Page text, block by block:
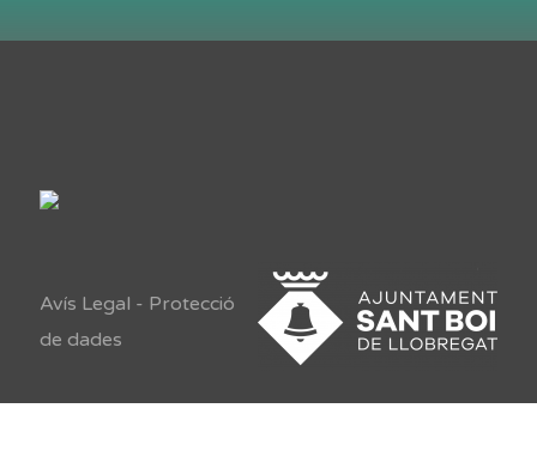
Avís Legal - Protecció
de dades